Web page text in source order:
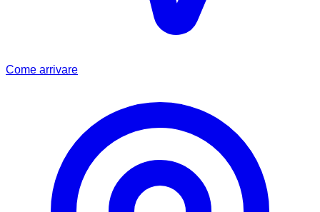
Come arrivare